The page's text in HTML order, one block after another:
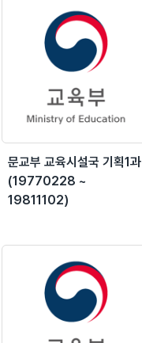
문교부 교육시설국 기획1과
(19770228 ~
19811102)